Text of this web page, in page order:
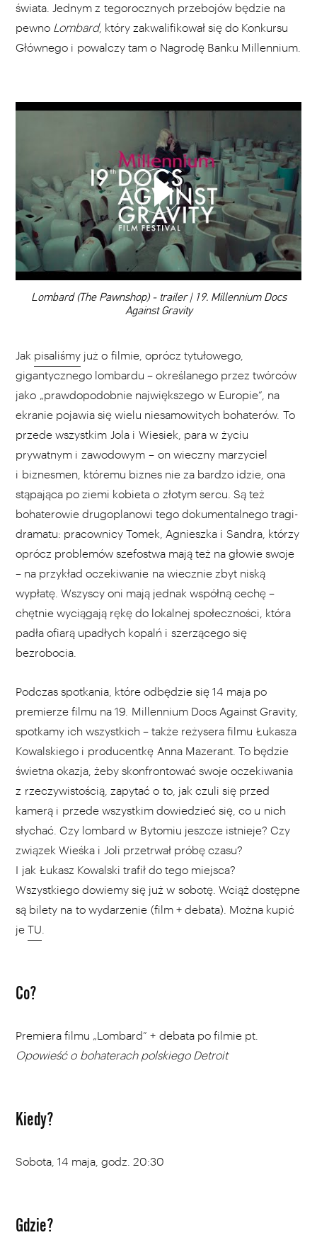
świata. Jednym z tegorocznych przebojów będzie na
pewno Lombard, który zakwalifikował się do Konkursu
Głównego i powalczy tam o Nagrodę Banku Millennium.
00:00
Lombard (The Pawnshop) - trailer | 19. Millennium Docs
Against Gravity
WYBIERZ SWOJĄ PLAYLISTĘ
DODAJ TEN FILM DO PLAYLISTY
Jak pisaliśmy już o filmie, oprócz tytułowego,
gigantycznego lombardu – określanego przez twórców
jako „prawdopodobnie największego w Europie”, na
ekranie pojawia się wielu niesamowitych bohaterów. To
przede wszystkim Jola i Wiesiek, para w życiu
prywatnym i zawodowym – on wieczny marzyciel
i biznesmen, któremu biznes nie za bardzo idzie, ona
stąpająca po ziemi kobieta o złotym sercu. Są też
bohaterowie drugoplanowi tego dokumentalnego tragi-
dramatu: pracownicy Tomek, Agnieszka i Sandra, którzy
oprócz problemów szefostwa mają też na głowie swoje
– na przykład oczekiwanie na wiecznie zbyt niską
wypłatę. Wszyscy oni mają jednak współną cechę –
chętnie wyciągają rękę do lokalnej społeczności, która
padła ofiarą upadłych kopalń i szerzącego się
bezrobocia.
Podczas spotkania, które odbędzie się 14 maja po
premierze filmu na 19. Millennium Docs Against Gravity,
spotkamy ich wszystkich – także reżysera filmu Łukasza
Kowalskiego i producentkę Anna Mazerant. To będzie
świetna okazja, żeby skonfrontować swoje oczekiwania
z rzeczywistością, zapytać o to, jak czuli się przed
kamerą i przede wszystkim dowiedzieć się, co u nich
słychać. Czy lombard w Bytomiu jeszcze istnieje? Czy
związek Wieśka i Joli przetrwał próbę czasu?
I jak Łukasz Kowalski trafił do tego miejsca?
Wszystkiego dowiemy się już w sobotę. Wciąż dostępne
są bilety na to wydarzenie (film + debata). Można kupić
je TU
Co?
Premiera filmu „Lombard” + debata po filmie pt.
Opowieść o bohaterach polskiego Detroit
Kiedy?
Sobota, 14 maja, godz. 20:30
Gdzie?